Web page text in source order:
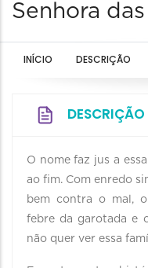
Senhora
INÍCIO DESCRIÇÃO
DESCRIÇÃO
O nome faz jus a
ao fim. Com enredo
bem contra o mal,
febre da garotada e
não quer ver essa